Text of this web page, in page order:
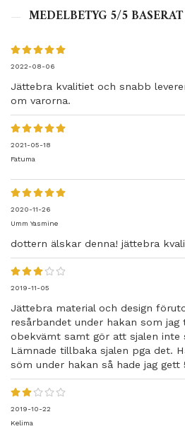
MEDELBETYG 5/5
2022-08-06
Jättebra kvalitiet och snabb
om varorna.
2021-05-18
Fatuma
2020-11-26
Umm Yasmine
dottern älskar denna! jättebra
2019-11-05
Jättebra material och design
resårbandet under hakan som
obekvämt samt gör att sjalen inte
Lämnade tillbaka sjalen pga det.
söm under hakan så hade jag gett
2019-10-22
Kelima